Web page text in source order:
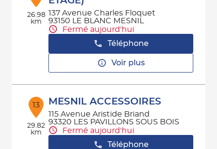
26.98
km
137 Avenue Charles Floquet
93150 LE BLANC MESNIL
Fermé aujourd'hui
Téléphone
Voir plus
13
29.82
km
MESNIL ACCESSOIRES
115 Avenue Aristide Briand
93320 LES PAVILLONS SOUS BOIS
Fermé aujourd'hui
Téléphone